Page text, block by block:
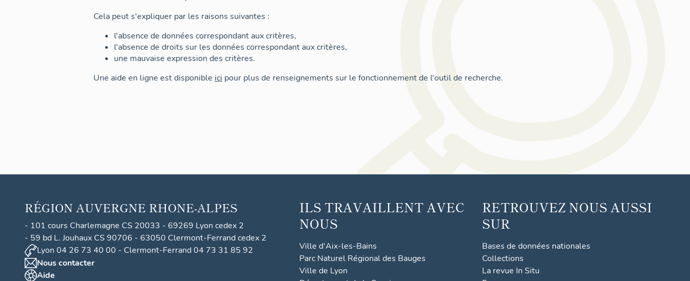
Cela peut s'expliquer par les raisons suivantes :
l'absence de données correspondant aux critères,
l'absence de droits sur les données correspondant aux critères,
une mauvaise expression des critères.
Une aide en ligne est disponible ici pour plus de renseignements sur le fonctionnement de l'outil de recherche.
RÉGION AUVERGNE RHONE-ALPES
- 101 cours Charlemagne CS 20033 - 69269 Lyon cedex 2
- 59 bd L. Jouhaux CS 90706 - 63050 Clermont-Ferrand cedex 2
Lyon 04 26 73 40 00 - Clermont-Ferrand 04 73 31 85 92
Nous contacter
Aide
ILS TRAVAILLENT AVEC
NOUS
Ville d'Aix-les-Bains
Parc Naturel Régional des Bauges
Ville de Lyon
RETROUVEZ NOUS AUSSI
SUR
Bases de données nationales
Collections
La revue In Situ